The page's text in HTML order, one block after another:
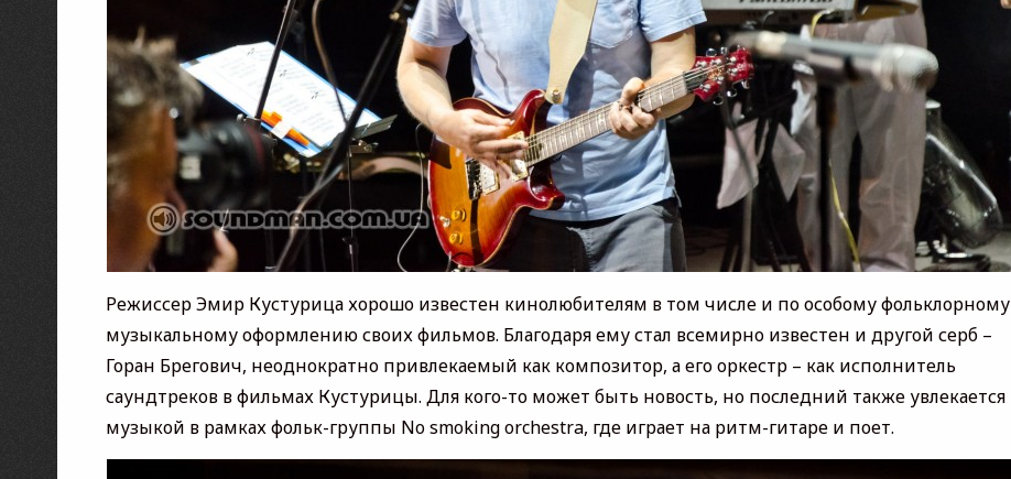
Режиссер Эмир Кустурица хорошо известен кинолюбителям в том числе и по особому фольклорному
музыкальному оформлению своих фильмов. Благодаря ему стал всемирно известен и другой серб –
Горан Брегович, неоднократно привлекаемый как композитор, а его оркестр – как исполнитель
саундтреков в фильмах Кустурицы. Для кого-то может быть новость, но последний также увлекается
музыкой в рамках фольк-группы No smoking orchestra, где играет на ритм-гитаре и поет.